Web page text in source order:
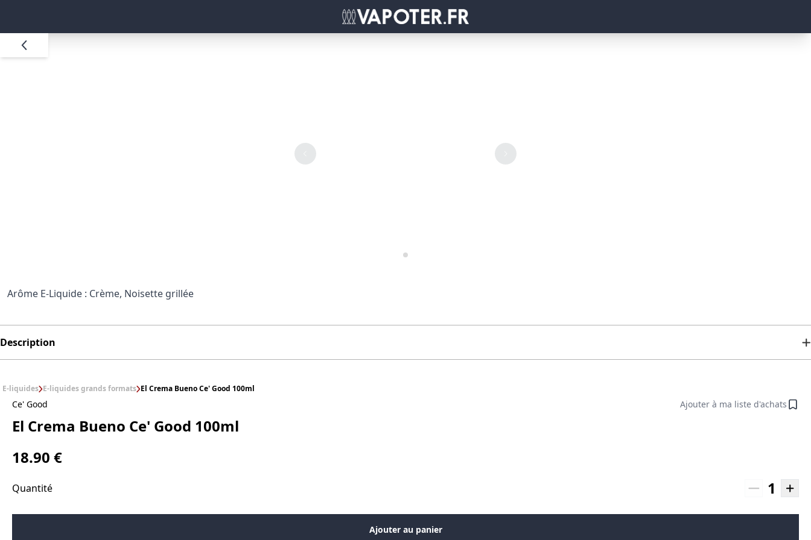
Arôme E-Liquide : Crème, Noisette grillée
Description
E-liquides E-liquides grands formats El Crema Bueno Ce' Good 100ml
Ce' Good Ajouter à ma liste d'achats
El Crema Bueno Ce' Good 100ml
18.90 €
Quantité 1
Ajouter au panier